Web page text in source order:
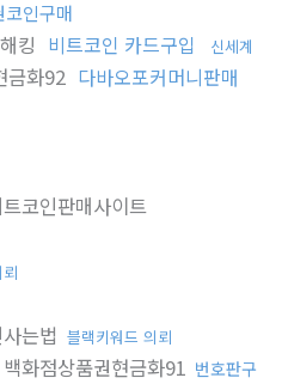
인구매
킹 비트코인 카드구입
신세계
금화92 다바오포커머니판매
코인판매사이트
는법 블랙키워드 의뢰
백화점상품권현금화91 번호판구